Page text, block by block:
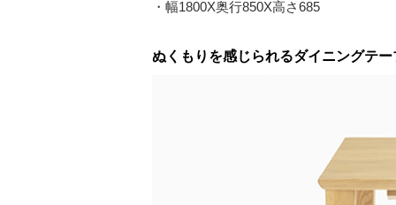
・幅1800X奥行850X高さ685
ぬくもりを感じられるダイニングテー